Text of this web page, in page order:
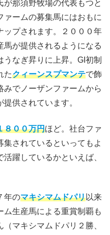
が那須野牧場の代表もつと
ァームの募集馬にはおもに
ップされます。２０００年
馬が提供されるようになる
なぎ昇りに上昇。GI初制
たクィーンスプマンテで飾
みでノーザンファームから
供されています。
８００万円ほど。社台ファ
されているといってもよ
躍しているかといえば、
年のマキシマムドパリ以来
生産馬による重賞制覇も
マキシマムドパリ２勝、